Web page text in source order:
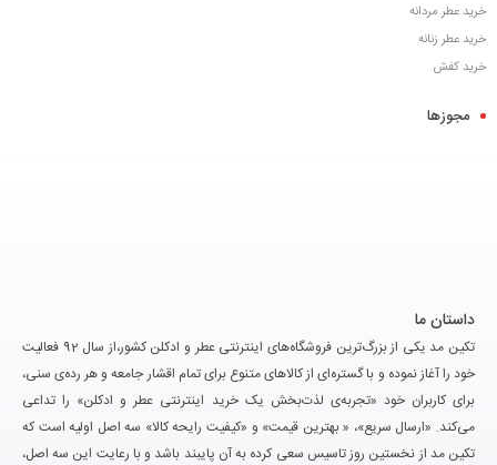
خرید عطر مردانه
خرید عطر زنانه
خرید کفش
مجوزها
داستان ما
تکین مد یکی از بزرگ‌ترین فروشگاه‌های اینترنتی عطر و ادکلن کشور،از سال 92 فعالیت
خود را آغاز نموده و با گستره‌ای از کالاهای متنوع برای تمام اقشار جامعه و هر رده‌ی سنی،
برای کاربران خود «تجربه‌ی لذت‌بخش یک خرید اینترنتی عطر و ادکلن» را تداعی
می‌کند. «ارسال سریع»، « بهترین قیمت» و «کیفیت رایحه کالا» سه اصل اولیه است که
تکین مد از نخستین روز تاسیس سعی کرده به آن پایبند باشد و با رعایت این سه اصل،